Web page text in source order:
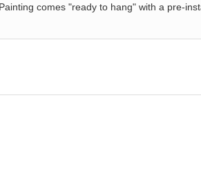
comes "ready to hang" with a pre-